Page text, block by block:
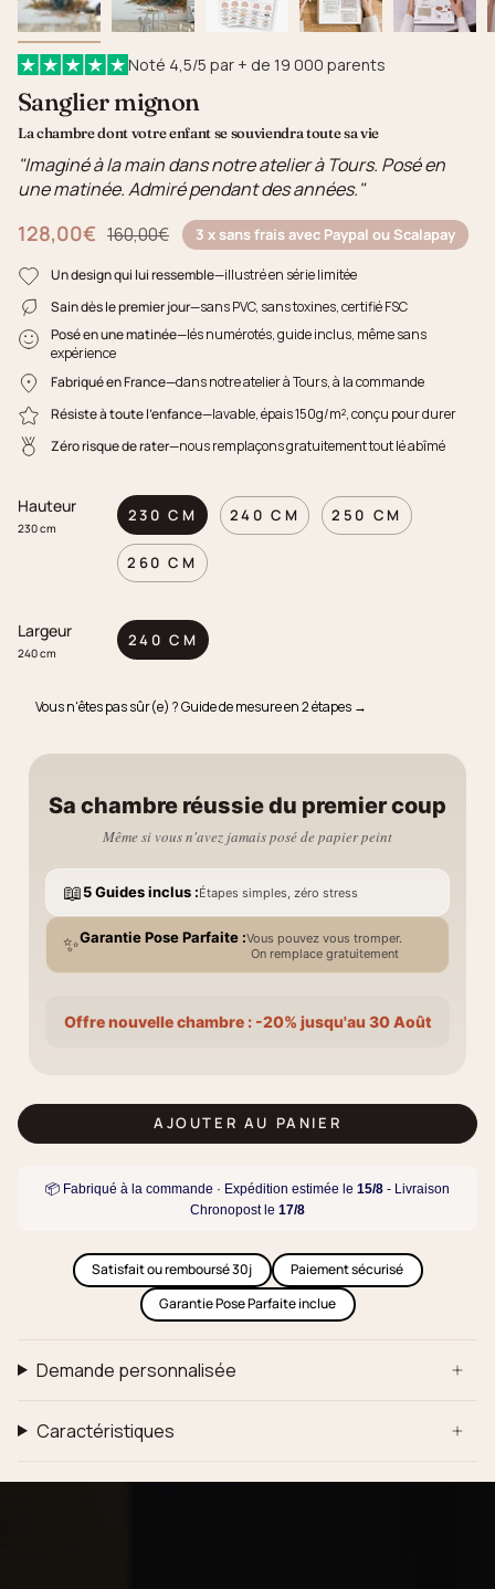
Noté 4,5/5 par + de 19 000 parents
Sanglier mignon
La chambre dont votre enfant se souviendra toute sa vie
"Imaginé à la main dans notre atelier à Tours. Posé en
une matinée. Admiré pendant des années."
128,00€
Prix régulier 160,00€ 3 x sans frais avec Paypal ou Scalapay
Un design qui lui ressemble—illustré en série limitée
Sain dès le premier jour—sans PVC, sans toxines, certifié FSC
Posé en une matinée—lés numérotés, guide inclus, même sans
expérience
Fabriqué en France—dans notre atelier à Tours, à la commande
Résiste à toute l'enfance—lavable, épais 150g/m², conçu pour durer
Zéro risque de rater—nous remplaçons gratuitement tout lé abîmé
Hauteur
230 cm
230 CM 240 CM 250 CM
260 CM
Largeur
240 cm
240 CM
Vous n'êtes pas sûr(e) ? Guide de mesure en 2 étapes →
Sa chambre réussie du premier coup
Même si vous n'avez jamais posé de papier peint
📖5 Guides inclus :Étapes simples, zéro stress
✨Garantie Pose Parfaite :Vous pouvez vous tromper.
On remplace gratuitement
Offre nouvelle chambre : -20% jusqu'au 30 Août
AJOUTER AU PANIER
📦 Fabriqué à la commande · Expédition estimée le 15/8 - Livraison
Chronopost le 17/8
Satisfait ou remboursé 30j
Paiement sécurisé
Garantie Pose Parfaite inclue
Demande personnalisée
Caractéristiques